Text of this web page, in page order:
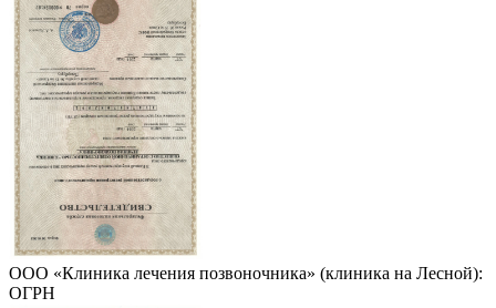
ООО «Клиника лечения позвоночника» (клиника на Лесной):
ОГРН